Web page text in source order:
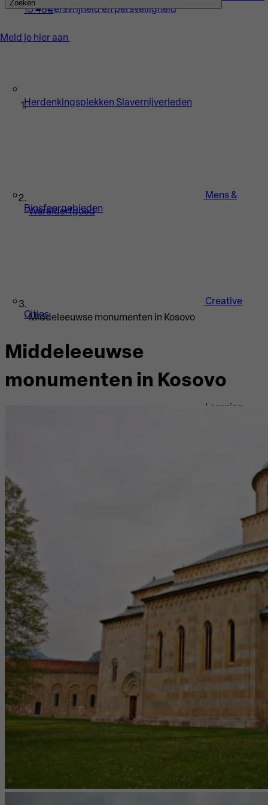
Herdenkingsplekken Slavernijverleden
Mens &
Biosfeergebieden
Creative
Cities
Learning
Persvrijheid en persveiligheid
Meld je hier aan
15 484
Zoeken
Werelderfgoed
Middeleeuwse monumenten in Kosovo
Middeleeuwse
monumenten in Kosovo